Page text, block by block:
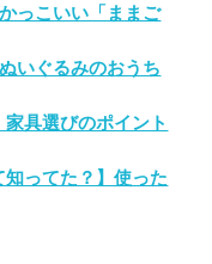
っこいい「ままご
いぐるみのおうち
具選びのポイント
知ってた？】使った